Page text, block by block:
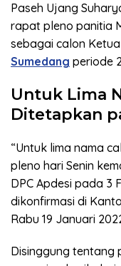
Paseh Ujang
rapat pleno panitia
sebagai calon Ketua
Sumedang periode
Untuk Lima
Ditetapkan
“Untuk lima nama
pleno hari Senin
DPC Apdesi pada 3
dikonfirmasi di
Rabu 19 Januari
Disinggung tentang